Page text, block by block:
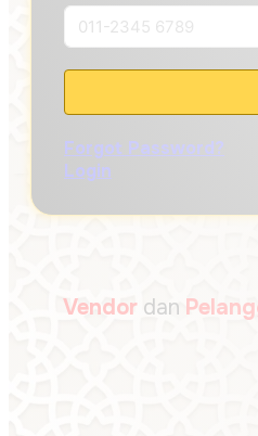
Forgot Password?
Login
Vendor dan